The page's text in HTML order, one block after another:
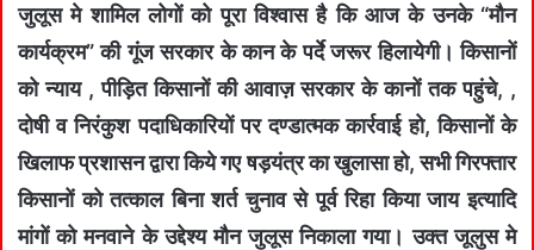
जुलूस मे शामिल लोगों को पूरा विश्वास है कि आज के उनके “मौन
कार्यक्रम” की गूंज सरकार के कान के पर्दे जरूर हिलायेगी। किसानों
को न्याय , पीड़ित किसानों की आवाज़ सरकार के कानों तक पहुंचे, ,
दोषी व निरंकुश पदाधिकारियों पर दण्डात्मक कार्रवाई हो, किसानों के
खिलाफ प्रशासन द्वारा किये गए षड़यंत्र का खुलासा हो, सभी गिरफ्तार
किसानों को तत्काल बिना शर्त चुनाव से पूर्व रिहा किया जाय इत्यादि
मांगों को मनवाने के उद्देश्य मौन जुलूस निकाला गया। उक्त जूलुस मे